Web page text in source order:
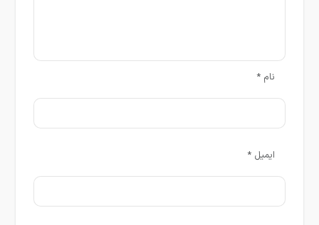
نام*
ایمیل*